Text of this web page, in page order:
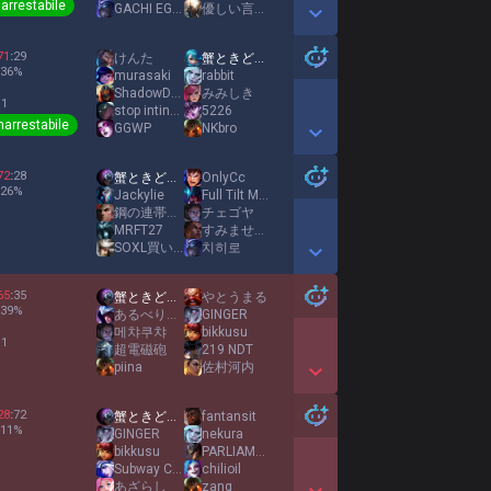
GACHI EGU MACHIN 優しい言葉どこ
Show More Detail Games
:29
36%
けんた
murasaki
ShadowDANCE99
stop inting me
GGWP
蟹ときどき憂鬱
rabbit
みみしき
5226
NKbro
Show More Detail Games
:28
26%
蟹ときどき憂鬱
Jackylie
鋼の連帯責任
MRFT27
SOXL買いなさい
OnlyCc
Full Tilt MOZU
チェゴヤ
すみませんs
치히로
Show More Detail Games
:35
39%
蟹ときどき憂鬱
あるべりー Twitch
메챠쿠챠
超電磁砲
piina
やとうまる
GINGER
bikkusu
219 NDT
佐村河内
Show More Detail Games
:72
11 %
蟹ときどき憂鬱
GINGER
bikkusu
Subway Cookie
あざらし
fantansit
nekura
PARLIAMENT
chilioil
zanq